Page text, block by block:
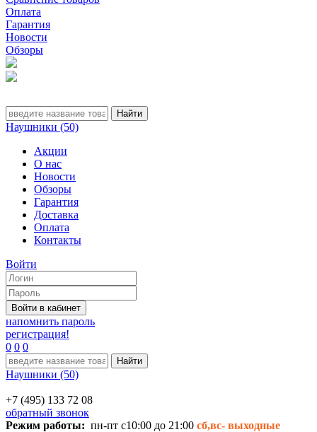
Оплата
Гарантия
Новости
Обзоры
Наушники (50)
Акции
О нас
Новости
Обзоры
Гарантия
Доставка
Оплата
Контакты
Войти
напомнить пароль
регистрация!
0 0 0
Наушники (50)
+7 (495) 133 72 08
обратный звонок
Режим работы: пн-пт с10:00 до 21:00 сб,вс- выходные